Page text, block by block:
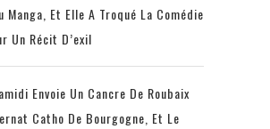
Manga, Et Elle A Troqué La Comédie
Un Récit D’exil
Envoie Un Cancre De Roubaix
Catho De Bourgogne, Et Le